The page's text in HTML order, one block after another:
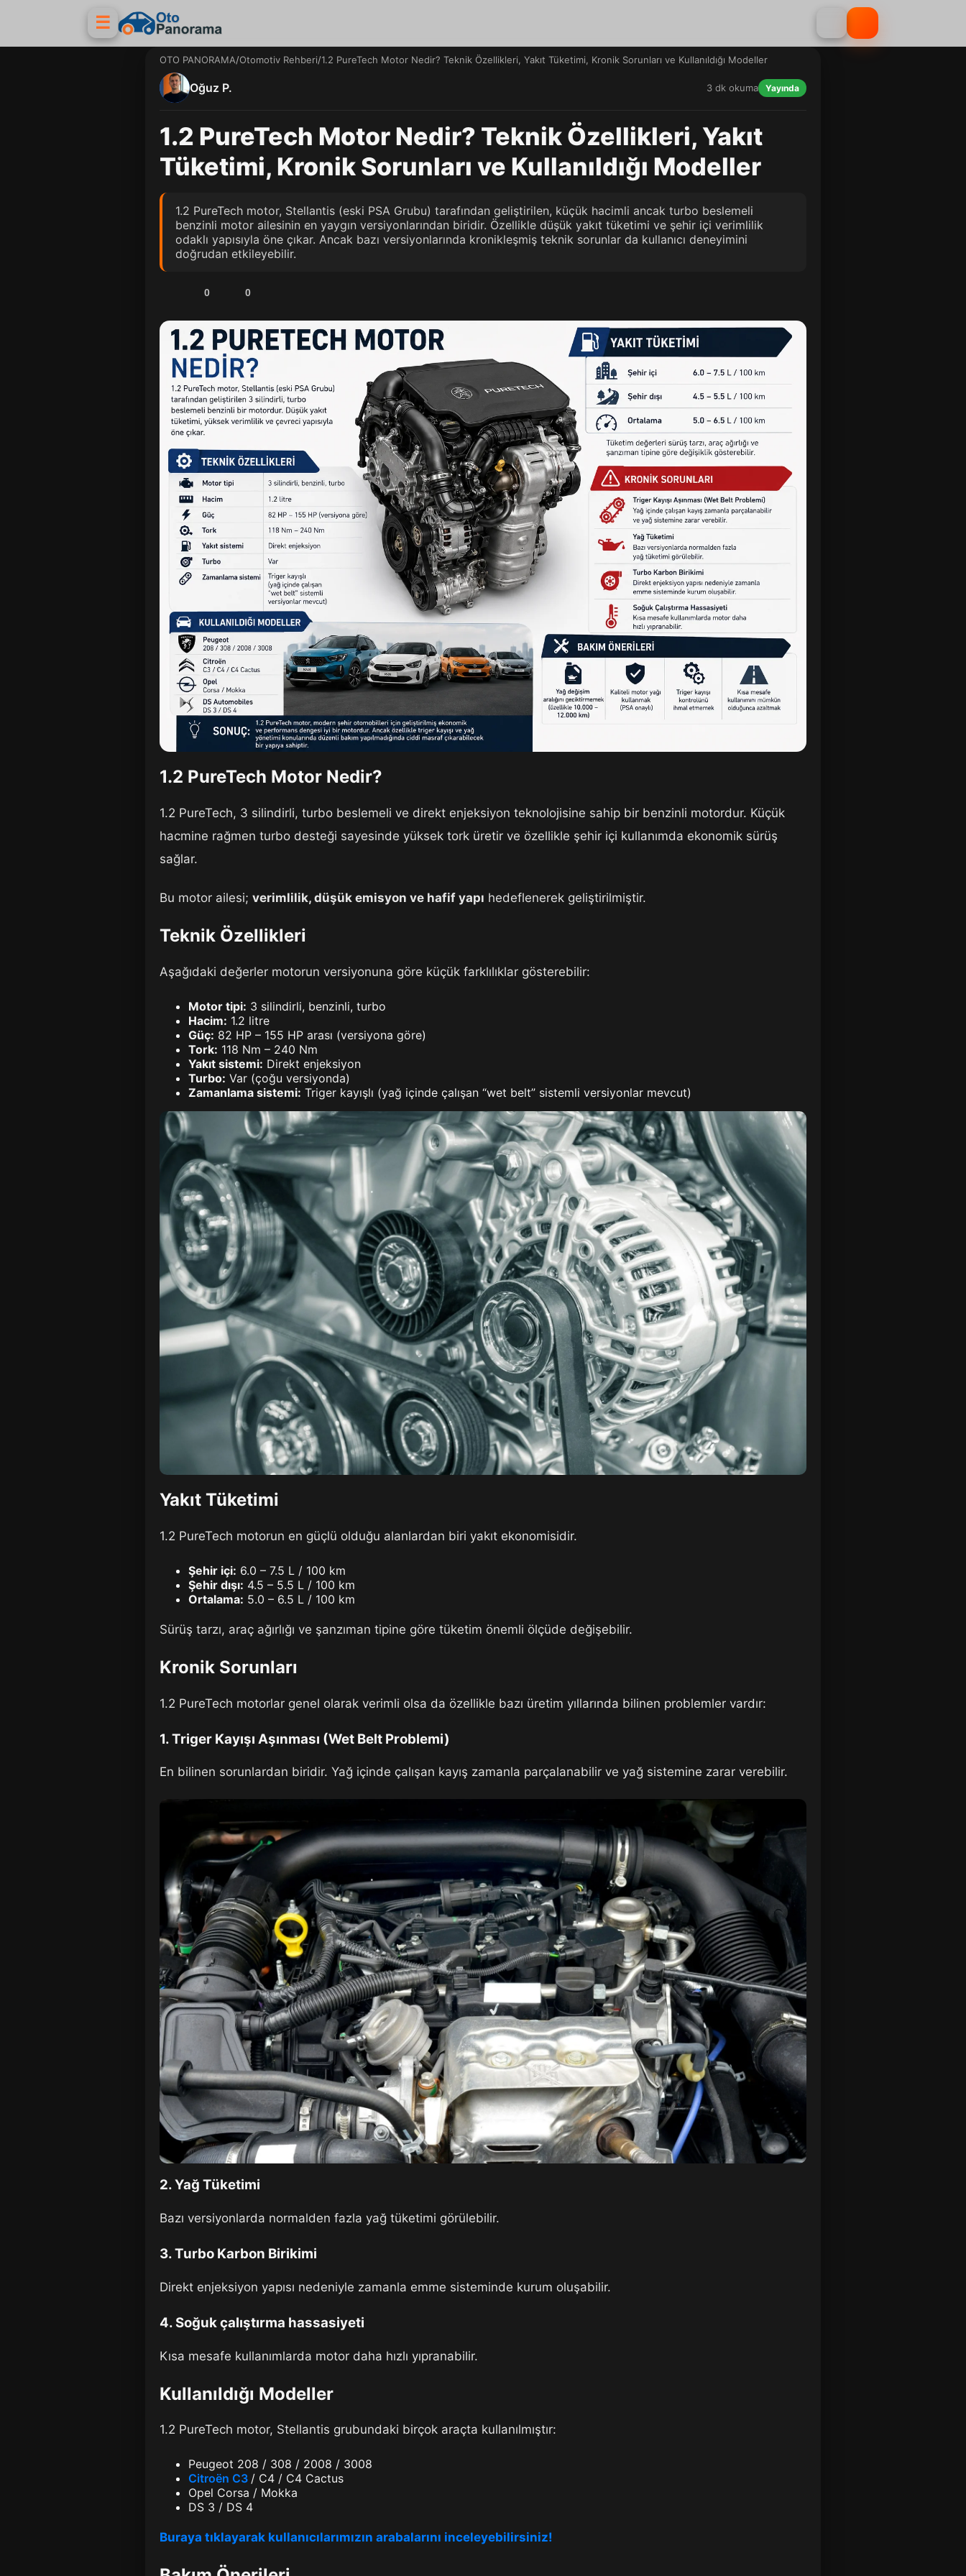
☰
OTO PANORAMA/Otomotiv Rehberi/1.2 PureTech Motor Nedir? Teknik Özellikleri, Yakıt Tüketimi, Kronik Sorunları ve Kullanıldığı Modeller
Oğuz P. 3 dk okuma Yayında
1.2 PureTech Motor Nedir? Teknik Özellikleri, Yakıt
Tüketimi, Kronik Sorunları ve Kullanıldığı Modeller
1.2 PureTech motor, Stellantis (eski PSA Grubu) tarafından geliştirilen, küçük hacimli ancak turbo beslemeli
benzinli motor ailesinin en yaygın versiyonlarından biridir. Özellikle düşük yakıt tüketimi ve şehir içi verimlilik
odaklı yapısıyla öne çıkar. Ancak bazı versiyonlarında kronikleşmiş teknik sorunlar da kullanıcı deneyimini
doğrudan etkileyebilir.
0 0
1.2 PureTech Motor Nedir?
1.2 PureTech, 3 silindirli, turbo beslemeli ve direkt enjeksiyon teknolojisine sahip bir benzinli motordur. Küçük
hacmine rağmen turbo desteği sayesinde yüksek tork üretir ve özellikle şehir içi kullanımda ekonomik sürüş
sağlar.
Bu motor ailesi; verimlilik, düşük emisyon ve hafif yapı hedeflenerek geliştirilmiştir.
Teknik Özellikleri
Aşağıdaki değerler motorun versiyonuna göre küçük farklılıklar gösterebilir:
Motor tipi: 3 silindirli, benzinli, turbo
Hacim: 1.2 litre
Güç: 82 HP – 155 HP arası (versiyona göre)
Tork: 118 Nm – 240 Nm
Yakıt sistemi: Direkt enjeksiyon
Turbo: Var (çoğu versiyonda)
Zamanlama sistemi: Triger kayışlı (yağ içinde çalışan “wet belt” sistemli versiyonlar mevcut)
Yakıt Tüketimi
1.2 PureTech motorun en güçlü olduğu alanlardan biri yakıt ekonomisidir.
Şehir içi: 6.0 – 7.5 L / 100 km
Şehir dışı: 4.5 – 5.5 L / 100 km
Ortalama: 5.0 – 6.5 L / 100 km
Sürüş tarzı, araç ağırlığı ve şanzıman tipine göre tüketim önemli ölçüde değişebilir.
Kronik Sorunları
1.2 PureTech motorlar genel olarak verimli olsa da özellikle bazı üretim yıllarında bilinen problemler vardır:
1.Triger Kayışı Aşınması (Wet Belt Problemi)
En bilinen sorunlardan biridir. Yağ içinde çalışan kayış zamanla parçalanabilir ve yağ sistemine zarar verebilir.
2.Yağ Tüketimi
Bazı versiyonlarda normalden fazla yağ tüketimi görülebilir.
3.Turbo Karbon Birikimi
Direkt enjeksiyon yapısı nedeniyle zamanla emme sisteminde kurum oluşabilir.
4. Soğuk çalıştırma hassasiyeti
Kısa mesafe kullanımlarda motor daha hızlı yıpranabilir.
Kullanıldığı Modeller
1.2 PureTech motor, Stellantis grubundaki birçok araçta kullanılmıştır:
Peugeot 208 / 308 / 2008 / 3008
Citroën C3 / C4 / C4 Cactus
Opel Corsa / Mokka
DS 3 / DS 4
Buraya tıklayarak kullanıcılarımızın arabalarını inceleyebilirsiniz!